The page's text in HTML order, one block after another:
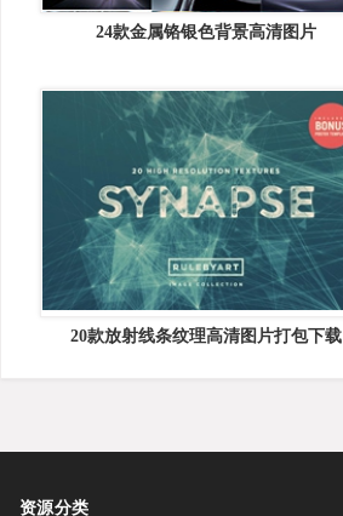
24款金属铬银色背景高清图片
20款放射线条纹理高清图片打包下载
资源分类